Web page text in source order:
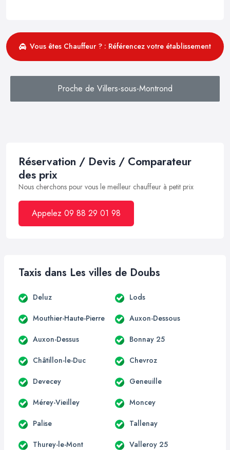
Vous êtes Chauffeur ? : Référencez votre établissement
Proche de Villers-sous-Montrond
Réservation / Devis / Comparateur
des prix
Nous cherchons pour vous le meilleur chauffeur à petit prix
Appelez 09 88 29 01 98
Taxis dans Les villes de Doubs
Deluz Lods
Mouthier-Haute-Pierre Auxon-Dessous
Auxon-Dessus Bonnay 25
Châtillon-le-Duc Chevroz
Devecey Geneuille
Mérey-Vieilley Moncey
Palise Tallenay
Thurey-le-Mont Valleroy 25